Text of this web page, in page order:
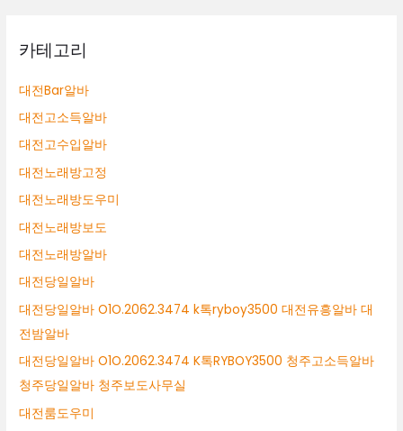
카테고리
대전Bar알바
대전고소득알바
대전고수입알바
대전노래방고정
대전노래방도우미
대전노래방보도
대전노래방알바
대전당일알바
대전당일알바 O1O.2062.3474 k톡ryboy3500 대전유흥알바 대
전밤알바
대전당일알바 O1O.2062.3474 K톡RYBOY3500 청주고소득알바
청주당일알바 청주보도사무실
대전룸도우미